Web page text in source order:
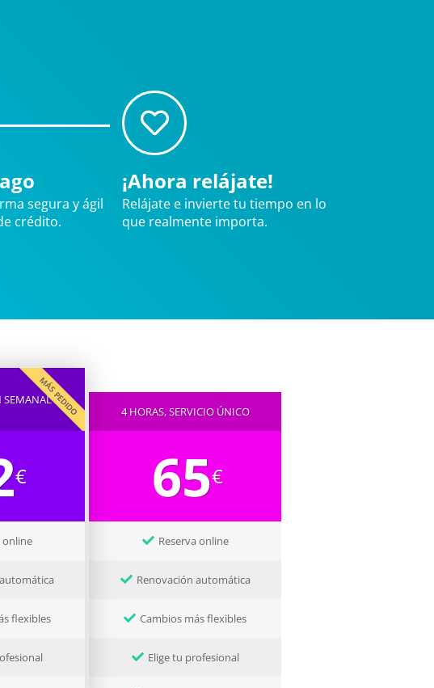
segura y ágil
crédito.
¡Ahora relájate!
Relájate e invierte tu tiempo en lo
que realmente importa.
MÁS PEDIDO
SEMANAL
€
online
flexibles
4 HORAS, SERVICIO ÚNICO
65€
Reserva online
Renovación automática
Cambios más flexibles
Elige tu profesional